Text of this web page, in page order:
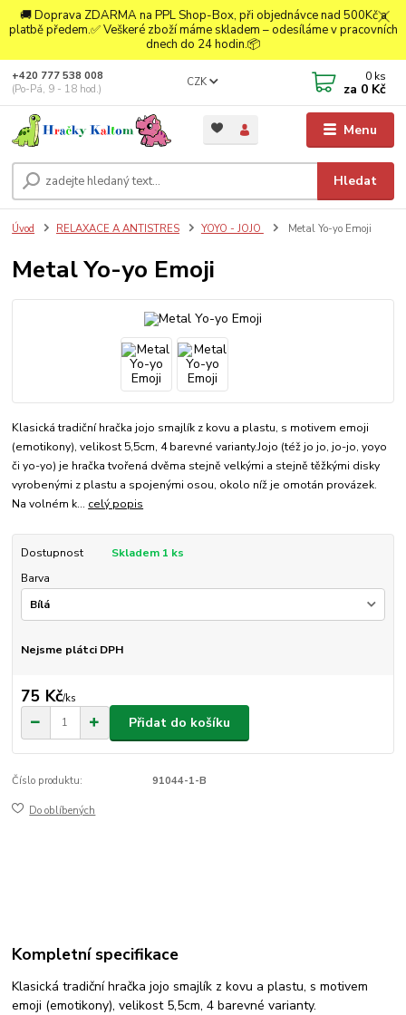
🚚 Doprava ZDARMA na PPL Shop-Box, při objednávce nad 500Kč a
platbě předem.✅ Veškeré zboží máme skladem – odesíláme v pracovních
dnech do 24 hodin.📦
Menu
CZK
Hledat
+420 777 538 008
(Po-Pá, 9 - 18 hod.)
0 ks
za 0 Kč
Úvod RELAXACE A ANTISTRES YOYO - JOJO Metal Yo-yo Emoji
Metal Yo-yo Emoji
Klasická tradiční hračka jojo smajlík z kovu a plastu, s motivem emoji
(emotikony), velikost 5,5cm, 4 barevné varianty.Jojo (též jo jo, jo-jo, yoyo
či yo-yo) je hračka tvořená dvěma stejně velkými a stejně těžkými disky
vyrobenými z plastu a spojenými osou, okolo níž je omotán provázek.
Na volném k... celý popis
Dostupnost
Skladem 1 ks
Barva
Nejsme plátci DPH
75 Kč/ks
Přidat do košíku
Číslo produktu: 91044-1-B
Do oblíbených
Kompletní specifikace
Klasická tradiční hračka jojo smajlík z kovu a plastu, s motivem
emoji (emotikony), velikost 5,5cm, 4 barevné varianty.